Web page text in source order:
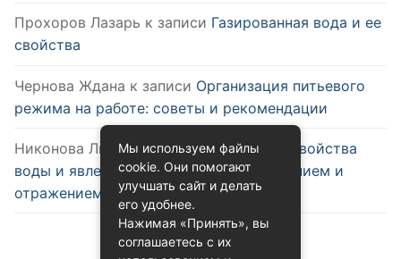
Прохоров Лазарь к записи Газированная вода и ее
свойства
Чернова Ждана к записи Организация питьевого
режима на работе: советы и рекомендации
Никонова Лианак записиОптические свойства
воды и явления, связанные с преломлением и
отражением
Мы используем файлы
cookie. Они помогают
улучшать сайт и делать
его удобнее.
Нажимая «Принять», вы
соглашаетесь с их